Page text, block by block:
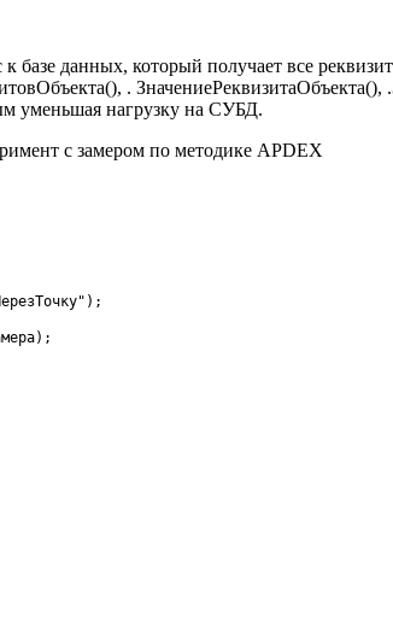
базе данных, который получает все
. ЗначениеРеквизитаОбъекта(),
уменьшая нагрузку на СУБД.
с замером по методике APDEX
) ;
) ;